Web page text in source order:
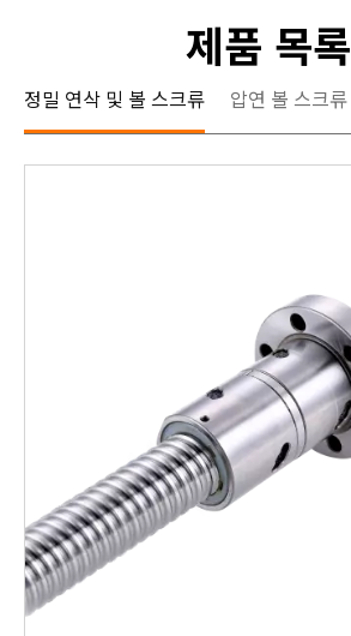
제품 목록
정밀 연삭 및 볼 스크류 압연 볼 스크류